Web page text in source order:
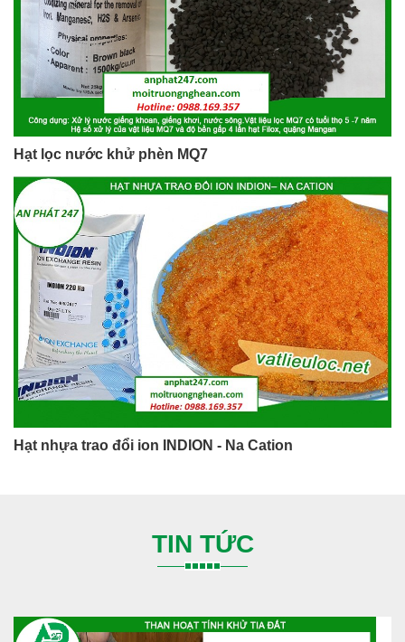
Hạt lọc nước khử phèn MQ7
Hạt nhựa trao đổi ion INDION - Na Cation
TIN TỨC